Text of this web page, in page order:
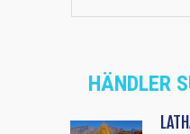
HÄNDLER